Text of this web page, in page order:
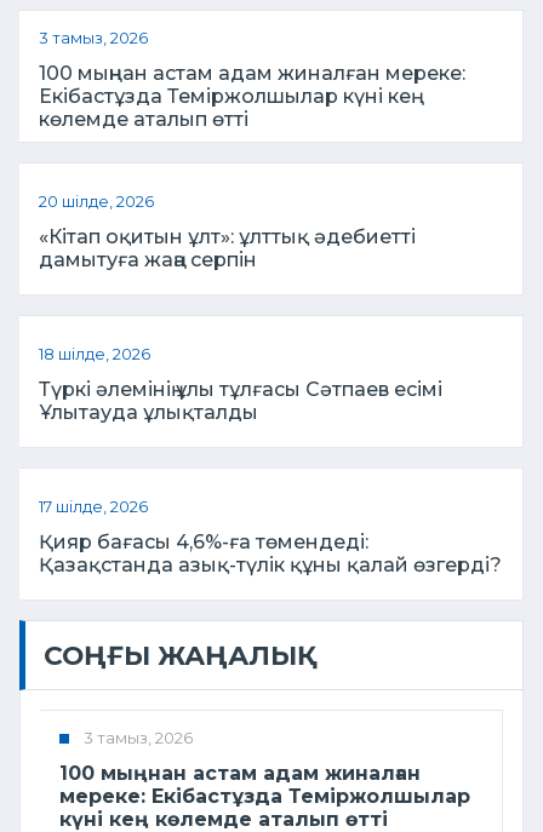
3 тамыз, 2026
100 мыңнан астам адам жиналған мереке:
Екібастұзда Теміржолшылар күні кең
көлемде аталып өтті
20 шілде, 2026
«Кітап оқитын ұлт»: ұлттық әдебиетті
дамытуға жаңа серпін
18 шілде, 2026
Түркі әлемінің ұлы тұлғасы Сәтпаев есімі
Ұлытауда ұлықталды
17 шілде, 2026
Қияр бағасы 4,6%-ға төмендеді:
Қазақстанда азық-түлік құны қалай өзгерді?
СОҢҒЫ ЖАҢАЛЫҚ
3 тамыз, 2026
100 мыңнан астам адам жиналған
мереке: Екібастұзда Теміржолшылар
күні кең көлемде аталып өтті